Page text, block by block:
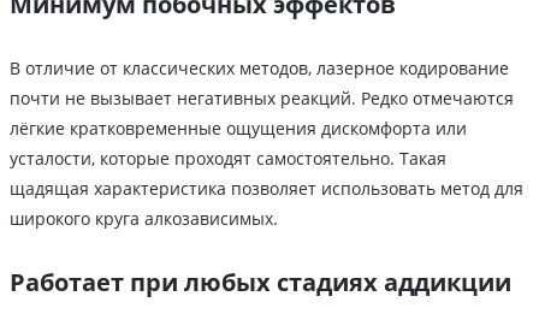
В отличие от классических методов, лазерное кодирование
почти не вызывает негативных реакций. Редко отмечаются
лёгкие кратковременные ощущения дискомфорта или
усталости, которые проходят самостоятельно. Такая
щадящая характеристика позволяет использовать метод для
широкого круга алкозависимых.
Работает при любых стадиях аддикции